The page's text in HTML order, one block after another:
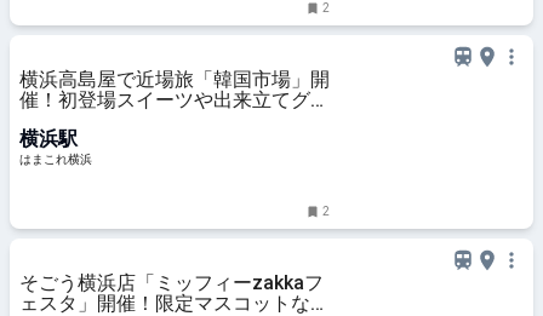
2
横浜高島屋で近場旅「韓国市場」開
催！初登場スイーツや出来立てグル
はまこれ横浜
横浜駅
はまこれ横浜
2
そごう横浜店「ミッフィーzakkaフ
ェスタ」開催！限定マスコットなど